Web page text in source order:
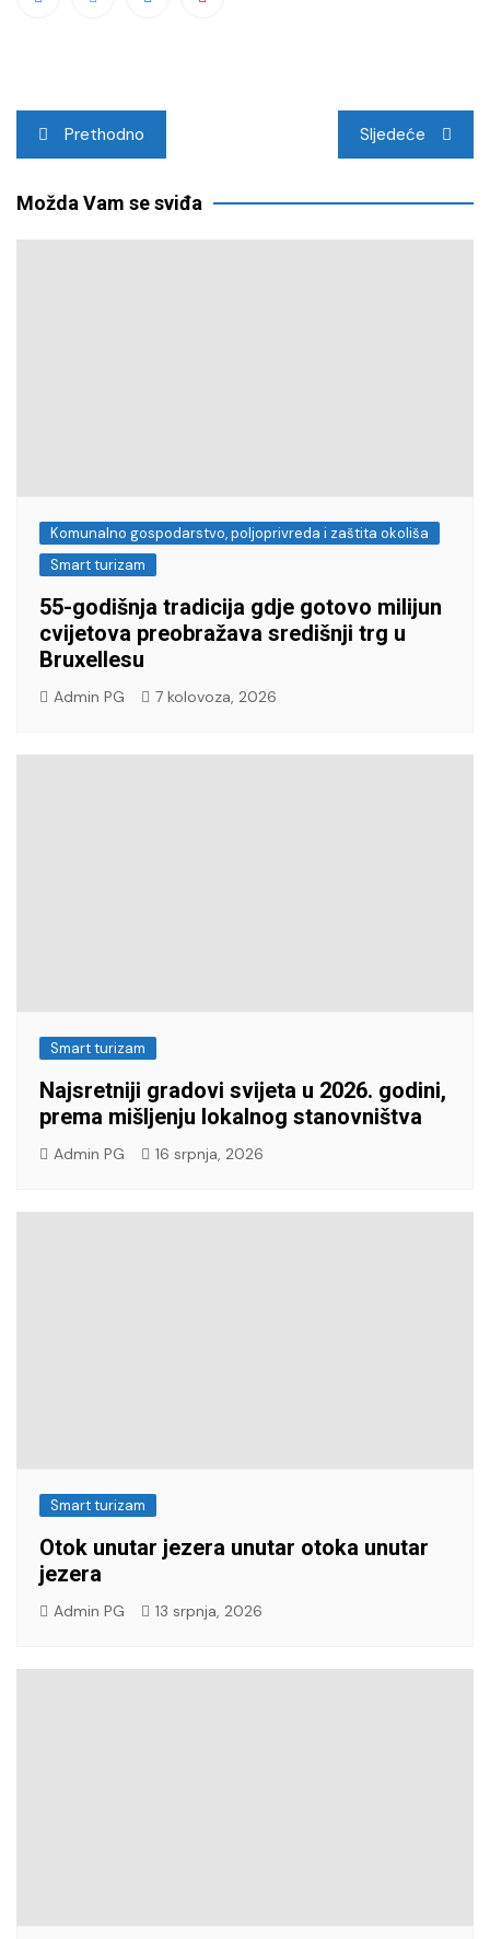
Navigacija
objava
Prethodno Sljedeće
Možda Vam se sviđa
Komunalno gospodarstvo, poljoprivreda i zaštita okoliša
Smart turizam
55-godišnja tradicija gdje gotovo milijun
cvijetova preobražava središnji trg u
Bruxellesu
Admin PG 7 kolovoza, 2026
Smart turizam
Najsretniji gradovi svijeta u 2026. godini,
prema mišljenju lokalnog stanovništva
Admin PG 16 srpnja, 2026
Smart turizam
Otok unutar jezera unutar otoka unutar
jezera
Admin PG 13 srpnja, 2026